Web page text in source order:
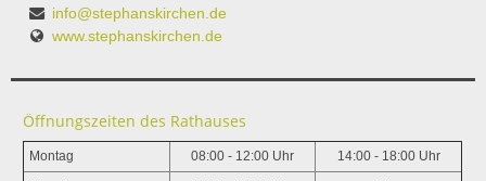
info@stephanskirchen.de
www.stephanskirchen.de
Öffnungszeiten des Rathauses
Montag 08:00 - 12:00 Uhr 14:00 - 18:00 Uhr